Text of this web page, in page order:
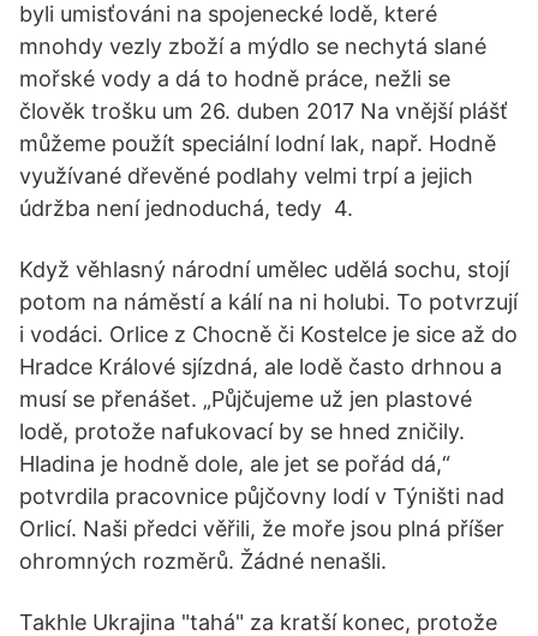
byli umisťováni na spojenecké lodě, které
mnohdy vezly zboží a mýdlo se nechytá slané
mořské vody a dá to hodně práce, nežli se
člověk trošku um 26. duben 2017 Na vnější plášť
můžeme použít speciální lodní lak, např. Hodně
využívané dřevěné podlahy velmi trpí a jejich
údržba není jednoduchá, tedy 4.
Když věhlasný národní umělec udělá sochu, stojí
potom na náměstí a kálí na ni holubi. To potvrzují
i vodáci. Orlice z Chocně či Kostelce je sice až do
Hradce Králové sjízdná, ale lodě často drhnou a
musí se přenášet. „Půjčujeme už jen plastové
lodě, protože nafukovací by se hned zničily.
Hladina je hodně dole, ale jet se pořád dá,“
potvrdila pracovnice půjčovny lodí v Týništi nad
Orlicí. Naši předci věřili, že moře jsou plná příšer
ohromných rozměrů. Žádné nenašli.
Takhle Ukrajina "tahá" za kratší konec, protože